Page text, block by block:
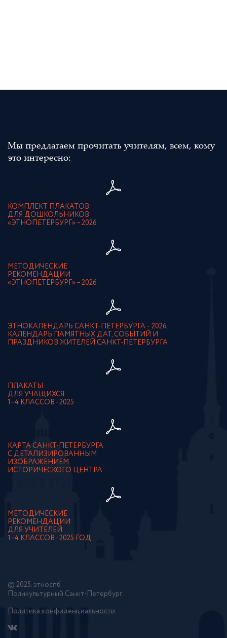
Мы предлагаем прочитать учителям, всем, кому
это интересно:
КОМПЛЕКТ ПЛАКАТОВ
ДЛЯ ДОШКОЛЬНИКОВ
«ЭТНОПЕТЕРБУРГ» – 2026
МЕТОДИЧЕСКИЕ
РЕКОМЕНДАЦИИ
«ЭТНОПЕТЕРБУРГ» – 2026
ЭТНОКАЛЕНДАРЬ САНКТ-ПЕТЕРБУРГА – 2026.
КАЛЕНДАРЬ ПАМЯТНЫХ ДАТ, СОБЫТИЙ И
ПРАЗДНИКОВ ЖИТЕЛЕЙ САНКТ-ПЕТЕРБУРГА
ПЛАКАТЫ
ДЛЯ УЧАЩИХСЯ
1–4 КЛАССОВ - 2025
КАРТА САНКТ-ПЕТЕРБУРГА
С ДЕТАЛИЗИРОВАННЫМ
ИЗОБРАЖЕНИЕМ
ИСТОРИЧЕСКОГО ЦЕНТРА
МЕТОДИЧЕСКИЕ
РЕКОМЕНДАЦИИ
ДЛЯ УЧИТЕЛЕЙ
1–4 КЛАССОВ - 2025 ГОД
© 2025. этноспб
Поликультурный Санкт-Петербург
Политика конфиденциальности